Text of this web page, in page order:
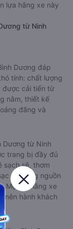
lựa hãng xe này
từ Ninh
Dương đáp
tính: chất lượng
được cải tiến từ
nằm, thiết kế
đãng và
Dương từ Ninh
trang bị đầy đủ
sạch sẽ, thơm
đa năng nguồn
Một số hãng xe
nên hành khách